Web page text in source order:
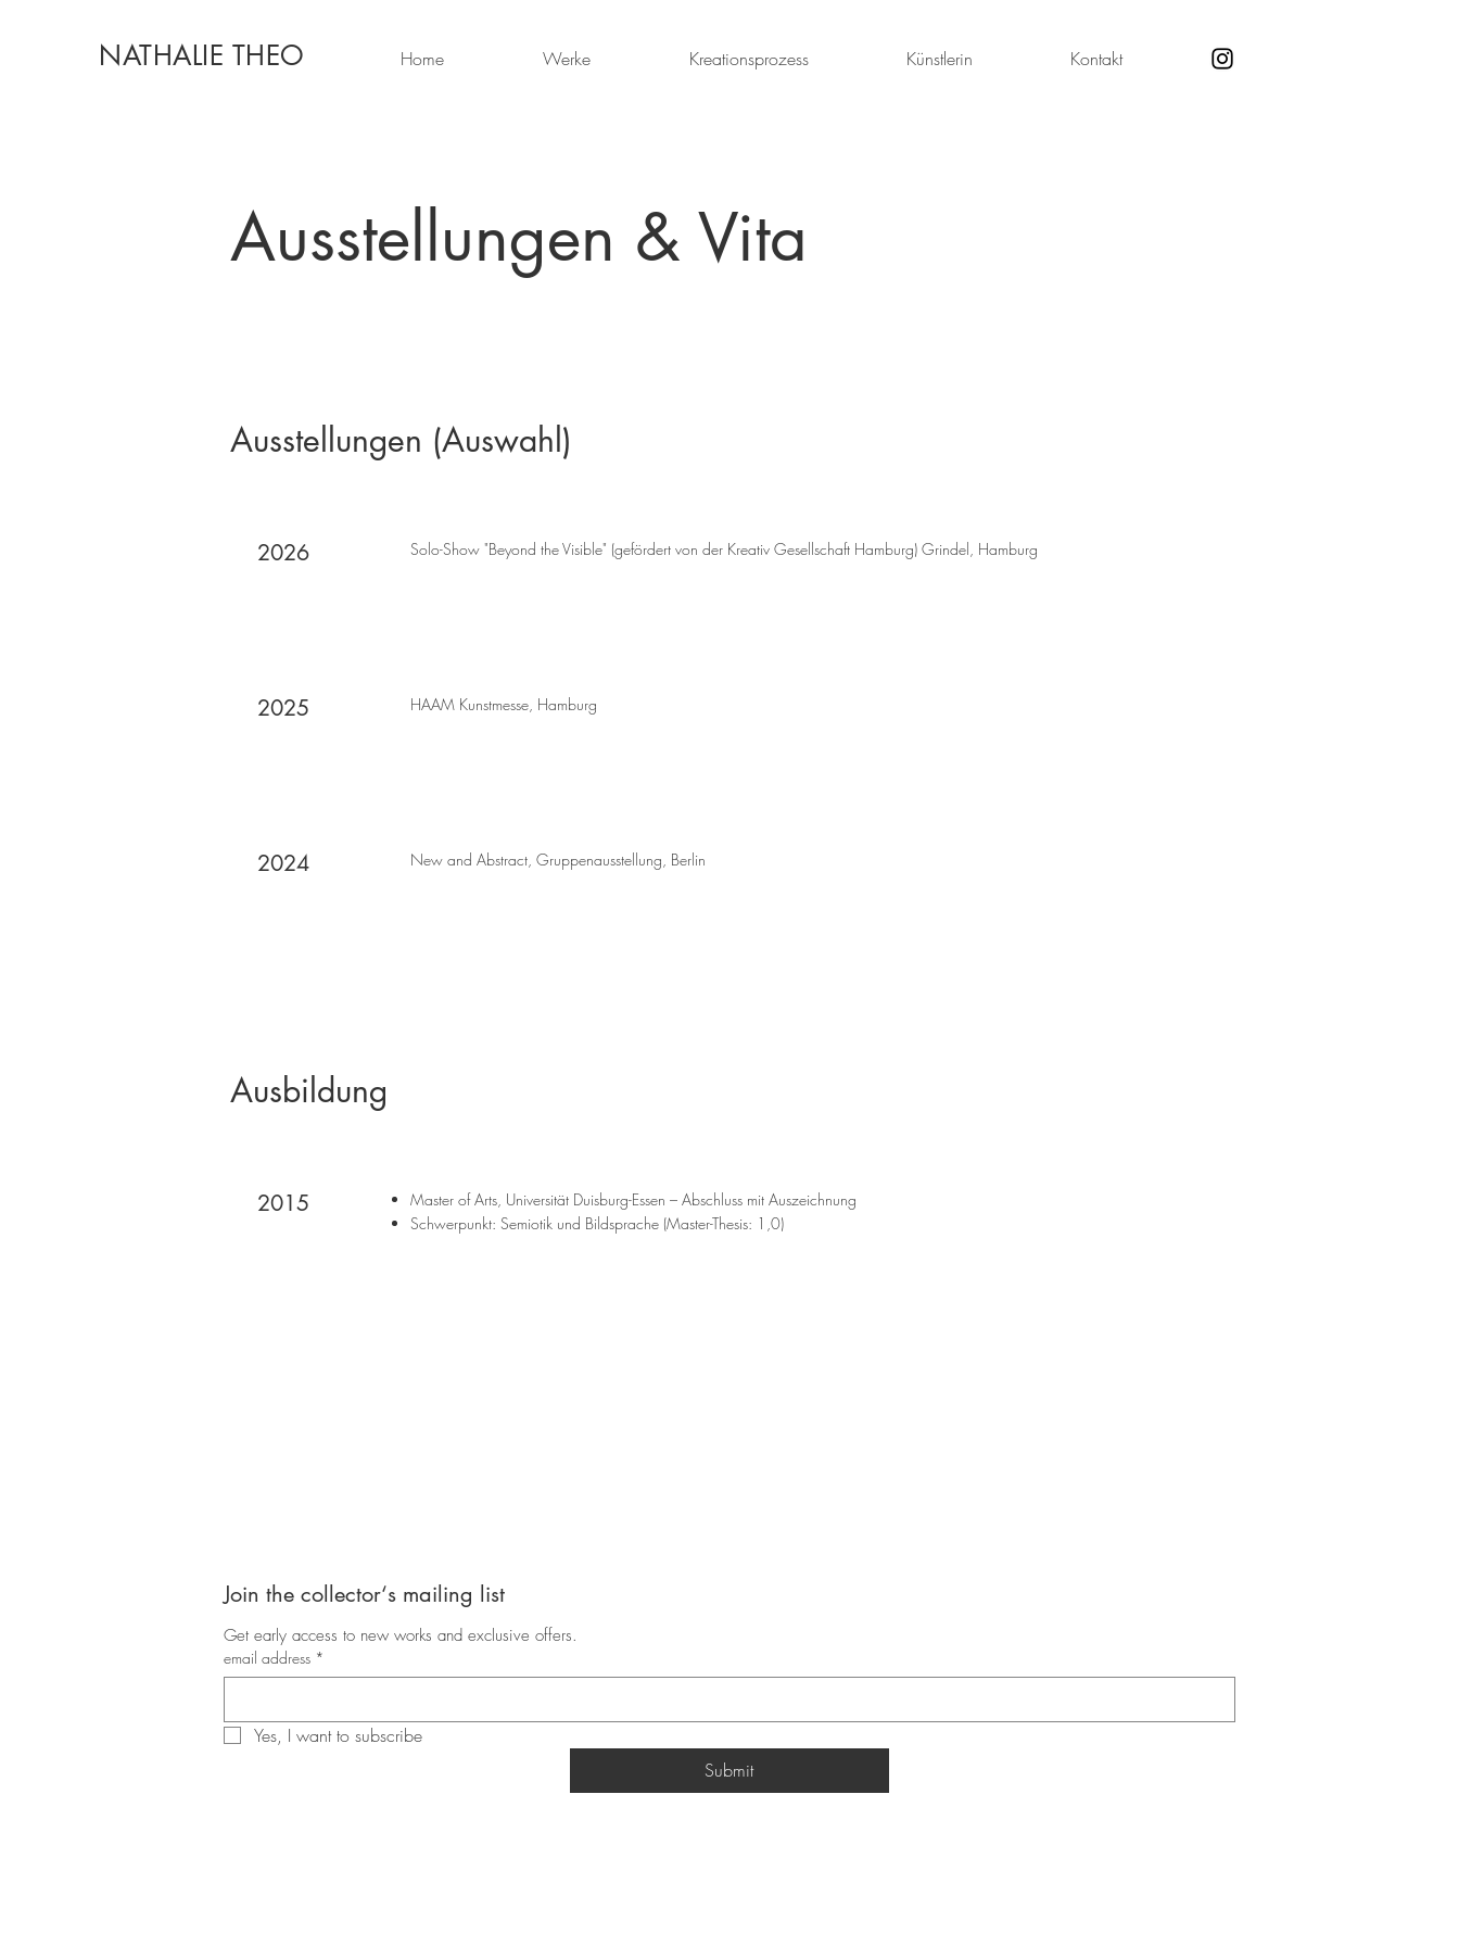
NATHALIE THEO Home Werke Kreationsprozess Künstlerin Kontakt
Ausstellungen & Vita
Ausstellungen (Auswahl)
2026 Solo-Show "Beyond the Visible" (gefördert von der Kreativ Gesellschaft Hamburg) Grindel, Hamburg
2025 HAAM Kunstmesse, Hamburg
2024 New and Abstract, Gruppenausstellung, Berlin
Ausbildung
2015
Master of Arts, Universität Duisburg-Essen – Abschluss mit Auszeichnung
Schwerpunkt: Semiotik und Bildsprache (Master-Thesis: 1,0)
Join the collector‘s mailing list
Get early access to new works and exclusive offers.
email address *
Yes, I want to subscribe
Submit